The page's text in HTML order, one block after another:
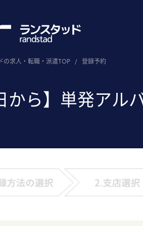
の求人・転職・派遣TOP / 登録予約
から】単発アル